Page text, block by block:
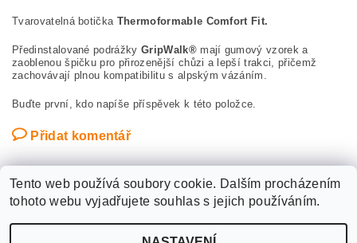
Tvarovatelná botička Thermoformable Comfort Fit.
Předinstalované podrážky GripWalk®mají gumový vzorek a
zaoblenou špičku pro přirozenější chůzi a lepší trakci, přičemž
zachovávají plnou kompatibilitu s alpským vázáním.
Buďte první, kdo napíše příspěvek k této položce.
Přidat komentář
WANTED SPORT PARDUBICE , všechna práva vyhrazena
Tento web používá soubory cookie. Dalším procházením
tohoto webu vyjadřujete souhlas s jejich používáním.